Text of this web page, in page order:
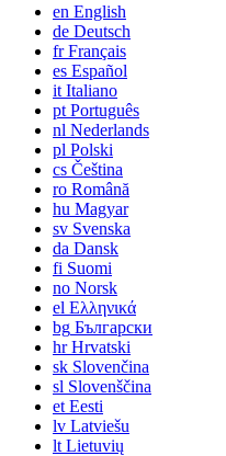
en English
de Deutsch
frFrançais
es Español
it Italiano
pt Português
nl Nederlands
pl Polski
cs Čeština
ro Română
hu Magyar
sv Svenska
da Dansk
fi Suomi
no Norsk
el Ελληνικά
bg Български
hrHrvatski
sk Slovenčina
sl Slovenščina
et Eesti
lv Latviešu
lt Lietuvių